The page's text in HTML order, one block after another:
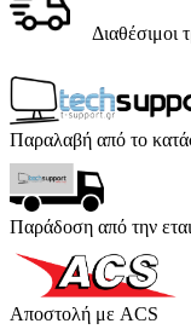
Διαθέσιμοι
Παραλαβή από το
Παράδοση από την
Αποστολή με ACS